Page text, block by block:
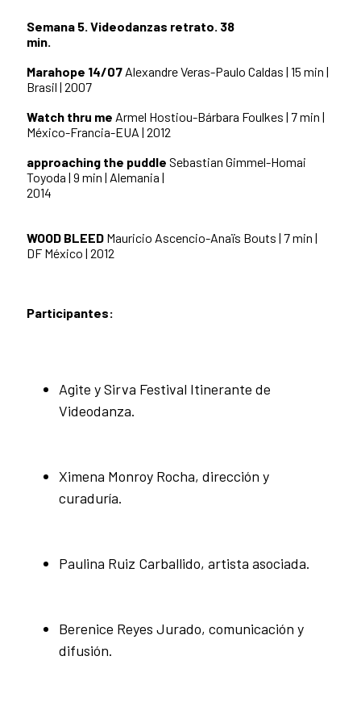
Semana 5. Videodanzas retrato. 38
min.
Marahope 14/07 Alexandre Veras-Paulo Caldas | 15 min |
Brasil | 2007
Watch thru me Armel Hostiou-Bárbara Foulkes | 7 min |
México-Francia-EUA | 2012
approaching the puddle Sebastian Gimmel-Homai
Toyoda | 9 min | Alemania |
2014
WOOD BLEED Mauricio Ascencio-Anaïs Bouts | 7 min |
DF México | 2012
Participantes:
Agite y Sirva Festival Itinerante de
Videodanza.
Ximena Monroy Rocha, dirección y
curaduría.
Paulina Ruiz Carballido, artista asociada.
Berenice Reyes Jurado, comunicación y
difusión.